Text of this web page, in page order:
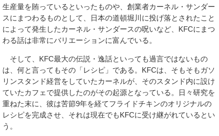
生産量を賄っているといったものや、創業者カーネル・サンダー
スにまつわるものとして、日本の道頓堀川に投げ落とされたこと
によって発生したカーネル・サンダースの呪いなど、KFCにまつ
わる話は非常にバリエーションに富んでいる。
そして、KFC最大の伝説・逸話といっても過言ではないもの
は、何と言ってもその「レシピ」である。KFCは、そもそもガソ
リンスタンド経営をしていたカーネルが、そのスタンド内に設け
ていたカフェで提供したのがその起源となっている。日々研究を
重ねた末に、彼は苦節9年を経てフライドチキンのオリジナルの
レシピを完成させ、それは現在でもKFCに受け継がれているとい
う。